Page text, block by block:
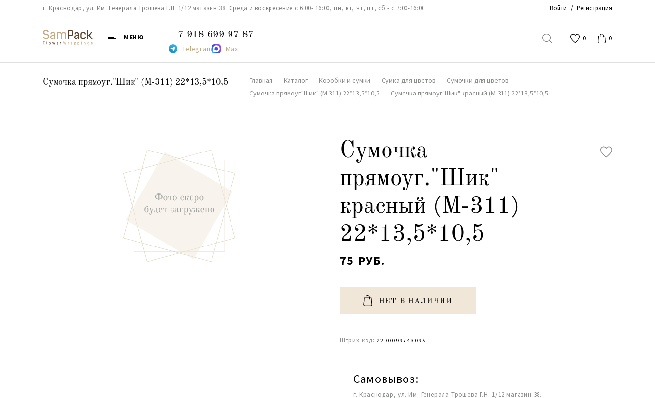
г. Краснодар, ул. Им. Генерала Трошева Г.Н. 1/12 магазин 38. Среда и воскресение с 6:00- 16:00, пн, вт, чт, пт, сб - с 7:00-16:00 Войти / Регистрация
МЕНЮ +7 918 699 97 87
Telegram Max
0 0
Сумочка прямоуг."Шик" (М-311) 22*13,5*10,5 Главная Каталог Коробки и сумки Сумка для цветов
Сумочки для цветов
Сумочка прямоуг."Шик" (М-311) 22*13,5*10,5
Сумочка прямоуг."Шик" красный (М-311) 22*13,5*10,5
Сумочка
прямоуг."Шик"
красный (М-311)
22*13,5*10,5
75 РУБ.
НЕТ В НАЛИЧИИ
Штрих-код: 2200099743095
Самовывоз:
г. Краснодар, ул. Им. Генерала Трошева Г.Н. 1/12 магазин 38.